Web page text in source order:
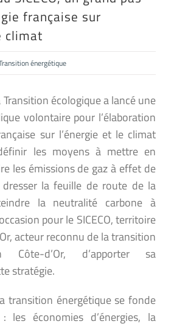
française sur
climat
énergétique
écologique a lancé une
volontaire pour l’élaboration
sur l’énergie et le climat
les moyens à mettre en
les émissions de gaz à effet de
la feuille de route de la
la neutralité carbone à
pour le SICECO, territoire
acteur reconnu de la transition
Côte-d’Or, d’apporter sa
stratégie.
transition énergétique se fonde
les économies d’énergies, la